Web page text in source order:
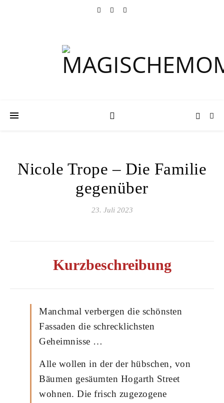
Nicole Trope – Die Familie
gegenüber
23. Juli 2023
Kurzbeschreibung
Manchmal verbergen die schönsten
Fassaden die schrecklichsten
Geheimnisse …
Alle wollen in der der hübschen, von
Bäumen gesäumten Hogarth Street
wohnen. Die frisch zugezogene